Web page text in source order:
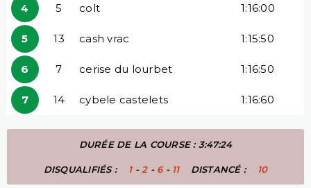
4 5 colt 1:16:00
5 13 cash vrac 1:15:50
6 7 cerise du lourbet 1:16:50
7 14 cybele castelets 1:16:60
DURÉE DE LA COURSE : 3:47:24
DISQUALIFIÉS : 1- 2- 6- 11 DISTANCÉ : 10